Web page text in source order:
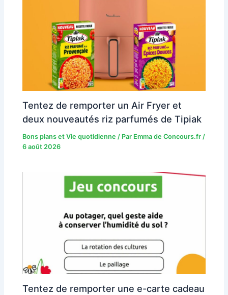
Tentez de remporter un Air Fryer et
deux nouveautés riz parfumés de Tipiak
Bons plans et Vie quotidienne / Par Emma de Concours.fr /
6 août 2026
Tentez de remporter une e-carte cadeau